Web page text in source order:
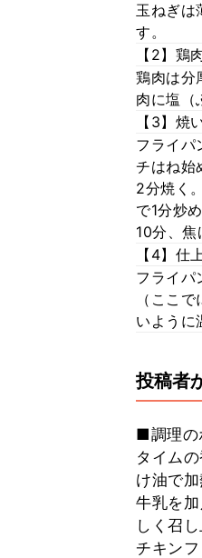
玉ねぎは
す。
【2】鶏
鶏肉は分
肉に塩（
【3】焼
フライパ
チはね始
2分焼く
で1分炒
10分、焦
【4】仕
フライパ
（ここ
いように
投稿者
■調理の
タイム
け油で
牛乳を
しく召
チキン